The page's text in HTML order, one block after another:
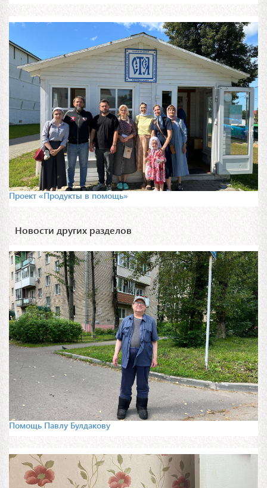
Проект «Продукты в помощь»
Новости других разделов
Помощь Павлу Булдакову